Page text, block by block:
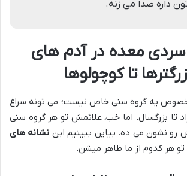
داره صدا می زنه.
معده در آدم های
تا کوچولوها
یه گروه سنی خاص نیست؛ می تونه سراغ
تا بزرگسال. اما خب، علائمش تو هر گروه سنی
نشون می ده. بیاین ببینیم این نشانه های
هر کدوم از ما ظاهر میشن.